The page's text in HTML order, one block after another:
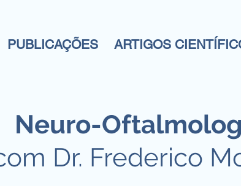
PUBLICAÇÕES ARTIGOS
Neuro-
Dr. Frederico